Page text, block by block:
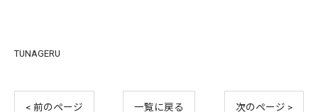
TUNAGERU
< 前のページ 一覧に戻る 次のページ >